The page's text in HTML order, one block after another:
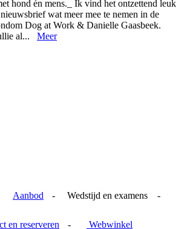
hond én mens._ Ik vind het ontzettend leuk
wat meer mee te nemen in de
Dog at Work & Danielle Gaasbeek.
al... Meer
Aanbod - Wedstijd en examens -
en reserveren - Webwinkel